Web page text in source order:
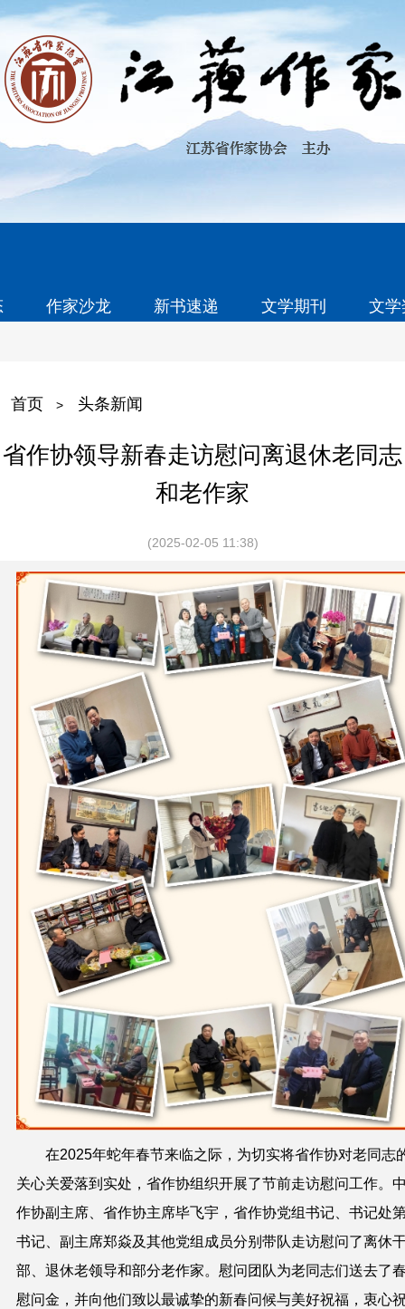
作家沙龙 新书速递 文学期刊 文
首页 > 头条新闻
省作协领导新春走访慰问离退休老同志
和老作家
(2025-02-05 11:38)
在2025年蛇年春节来临之际，为切实将省作协对老同志
关心关爱落到实处，省作协组织开展了节前走访慰问工作。
作协副主席、省作协主席毕飞宇，省作协党组书记、书记处
书记、副主席郑焱及其他党组成员分别带队走访慰问了离休
部、退休老领导和部分老作家。慰问团队为老同志们送去了
慰问金，并向他们致以最诚挚的新春问候与美好祝福，衷心